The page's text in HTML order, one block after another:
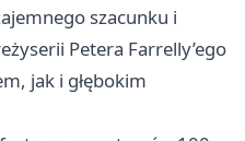
szacunku i
Petera Farrelly’ego
jak i głębokim